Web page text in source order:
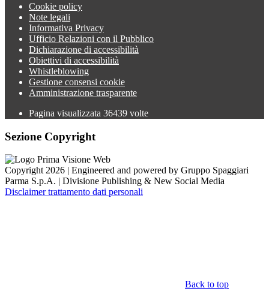
Cookie policy
Note legali
Informativa Privacy
Ufficio Relazioni con il Pubblico
Dichiarazione di accessibilità
Obiettivi di accessibilità
Whistleblowing
Gestione consensi cookie
Amministrazione trasparente
Pagina visualizzata 36439 volte
Sezione Copyright
Copyright 2026 | Engineered and powered by Gruppo Spaggiari
Parma S.p.A. | Divisione Publishing & New Social Media
Disclaimer trattamento dati personali
Back to top